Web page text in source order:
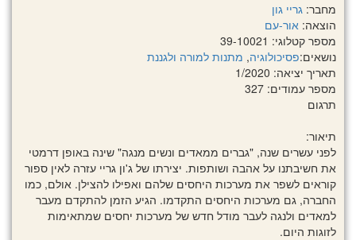
מחבר: גריי גון
הוצאה: אור-עם
מספר קטלוגי: 39-10021
נושאים:פסיכולוגיה, מתנות למורה ולגננת
תאריך יציאה: 1/2020
מספר עמודים: 327
תרגום
תיאור:
לפני עשרים שנה, "גברים ממאדים ונשים מנגה" שינה באופן דרמטי
את חשיבתנו על אהבה ושותפות. יצירתו של ג'ון גריי עזרה לאין ספור
קוראים לשפר את מערכות היחסים שלהם ואפילו להצילן. אולם, כמו
החברה, גם מערכות היחסים התקדמו. הגיע הזמן להתקדם מעבר
למאדים ולנגה לעבר מודל חדש של מערכות יחסים שמתאימות
לזוגות היום.